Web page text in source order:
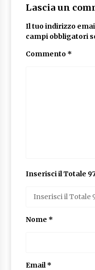
Lascia un
Il tuo indirizzo
campi obbligatori
Commento *
Inserisci il Totale
Nome *
Email*